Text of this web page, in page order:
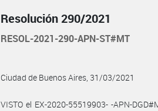
Resolución 290/2021
RESOL-2021-290-APN-ST#MT
Ciudad de Buenos Aires, 31/03/2021
VISTO el EX-2020-55519903- -APN-